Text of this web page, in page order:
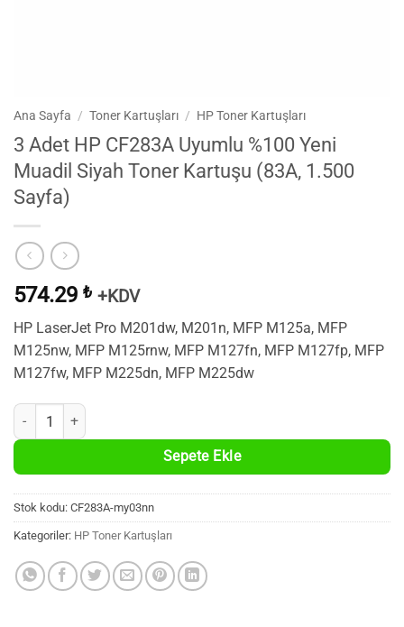
Ana Sayfa / Toner Kartuşları / HP Toner Kartuşları
3 Adet HP CF283A Uyumlu %100 Yeni
Muadil Siyah Toner Kartuşu (83A, 1.500
Sayfa)
574.29 ₺ +KDV
HP LaserJet Pro M201dw, M201n, MFP M125a, MFP
M125nw, MFP M125rnw, MFP M127fn, MFP M127fp, MFP
M127fw, MFP M225dn, MFP M225dw
3 Adet HP CF283A Uyumlu %100 Yeni Muadil Siyah Toner Kartuşu
Sepete Ekle
Stok kodu: CF283A-my03nn
Kategoriler: HP Toner Kartuşları